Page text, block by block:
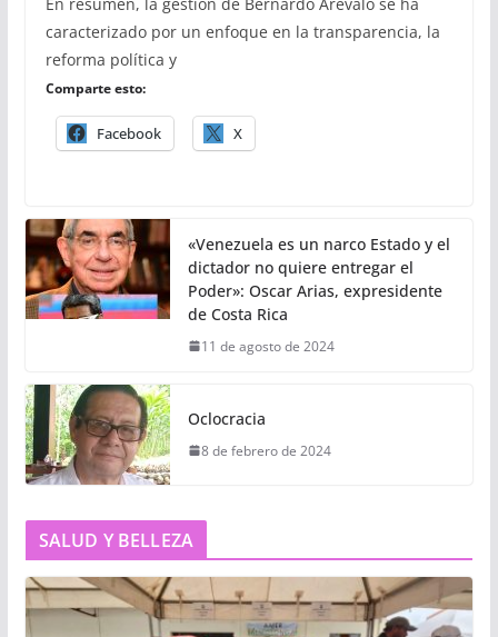
caracterizado por un enfoque en la transparencia, la
reforma política y
Comparte esto:
Facebook X
«Venezuela es un narco Estado y el
dictador no quiere entregar el
Poder»: Oscar Arias, expresidente
de Costa Rica
11 de agosto de 2024
Oclocracia
8 de febrero de 2024
SALUD Y BELLEZA